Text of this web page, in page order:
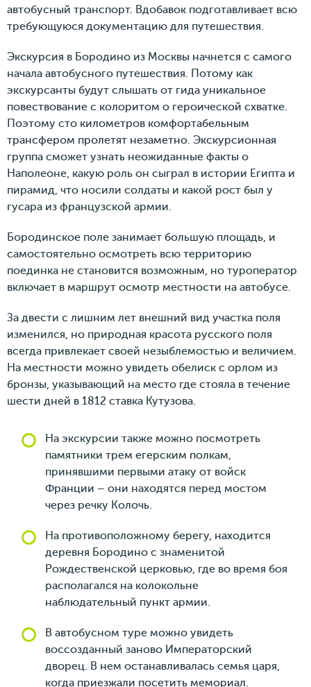
автобусный транспорт. Вдобавок подготавливает всю
требующуюся документацию для путешествия.
Экскурсия в Бородино из Москвы начнется с самого
начала автобусного путешествия. Потому как
экскурсанты будут слышать от гида уникальное
повествование с колоритом о героической схватке.
Поэтому сто километров комфортабельным
трансфером пролетят незаметно. Экскурсионная
группа сможет узнать неожиданные факты о
Наполеоне, какую роль он сыграл в истории Египта и
пирамид, что носили солдаты и какой рост был у
гусара из французской армии.
Бородинское поле занимает большую площадь, и
самостоятельно осмотреть всю территорию
поединка не становится возможным, но туроператор
включает в маршрут осмотр местности на автобусе.
За двести с лишним лет внешний вид участка поля
изменился, но природная красота русского поля
всегда привлекает своей незыблемостью и величием.
На местности можно увидеть обелиск с орлом из
бронзы, указывающий на место где стояла в течение
шести дней в 1812 ставка Кутузова.
На экскурсии также можно посмотреть
памятники трем егерским полкам,
принявшими первыми атаку от войск
Франции – они находятся перед мостом
через речку Колочь.
На противоположному берегу, находится
деревня Бородино с знаменитой
Рождественской церковью, где во время боя
располагался на колокольне
наблюдательный пункт армии.
В автобусном туре можно увидеть
воссозданный заново Императорский
дворец. В нем останавливалась семья царя,
когда приезжали посетить мемориал.